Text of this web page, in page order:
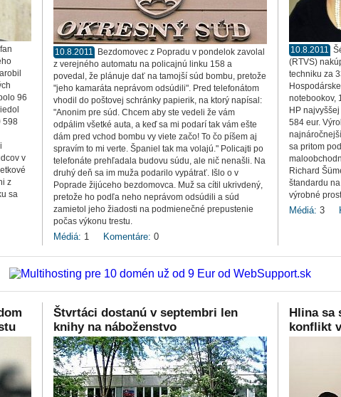
96
598
v
z
sa
10.8.2011
Bezdomovec z Popradu v pondelok zavolal
z verejného automatu na policajnú linku 158 a
povedal, že plánuje dať na tamojší súd bombu, pretože
"jeho kamaráta neprávom odsúdili". Pred telefonátom
vhodil do poštovej schránky papierik, na ktorý napísal:
"Anonim pre súd. Chcem aby ste vedeli že vám
odpálim všetké auta, a keď sa mi podarí tak vám ešte
dám pred vchod bombu vy viete začo! To čo píšem aj
spravím to mi verte. Španiel tak ma volajú." Policajti po
telefonáte prehľadala budovu súdu, ale nič nenašli. Na
druhý deň sa im muža podarilo vypátrať. Išlo o v
Poprade žijúceho bezdomovca. Muž sa cítil ukrivdený,
pretože ho podľa neho neprávom odsúdili a súd
zamietol jeho žiadosti na podmienečné prepustenie
počas výkonu trestu.
Médiá: 1 Komentáre: 0
10.8.2011
(RTVS)
techniku za
notebookov,
HP
584 eur.
sa pritom
Richard
štandardu
výrobné
Médiá: 3
Štvrtáci dostanú v septembri len
knihy na náboženstvo
Hlina sa
konflikt